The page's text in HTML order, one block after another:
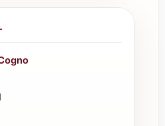
Genussmoment, der
und Tradition in jeder